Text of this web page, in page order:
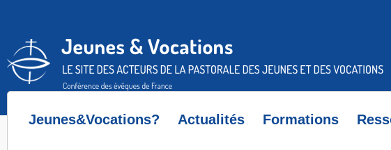
Jeunes&Vocations? Actualités Formations